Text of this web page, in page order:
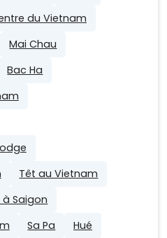
du Vietnam
Mai Chau
Bac Ha
Têt au Vietnam
Saigon
Sa Pa
Hué